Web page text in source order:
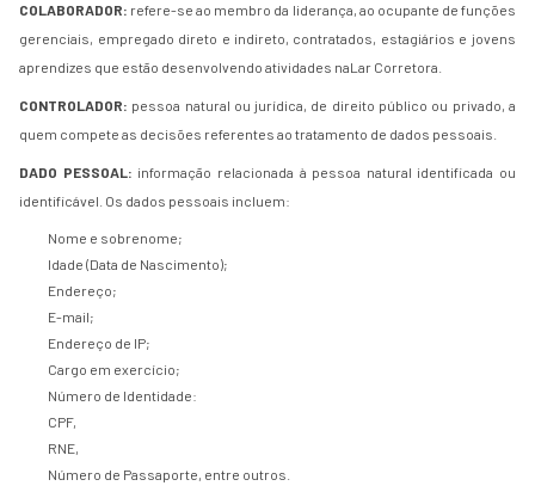
COLABORADOR: refere-se ao membro da liderança, ao ocupante de funções
gerenciais, empregado direto e indireto, contratados, estagiários e jovens
aprendizes que estão desenvolvendo atividades naLar Corretora.
CONTROLADOR: pessoa natural ou jurídica, de direito público ou privado, a
quem compete as decisões referentes ao tratamento de dados pessoais.
DADO PESSOAL: informação relacionada à pessoa natural identificada ou
identificável. Os dados pessoais incluem:
Nome e sobrenome;
Idade (Data de Nascimento);
Endereço;
E-mail;
Endereço de IP;
Cargo em exercício;
Número de Identidade:
CPF,
RNE,
Número de Passaporte, entre outros.